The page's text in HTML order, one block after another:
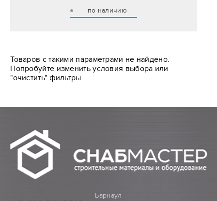
по наличию
Товаров с такими параметрами не найдено.
Попробуйте изменить условия выбора или
"очистить" фильтры.
Барнаул